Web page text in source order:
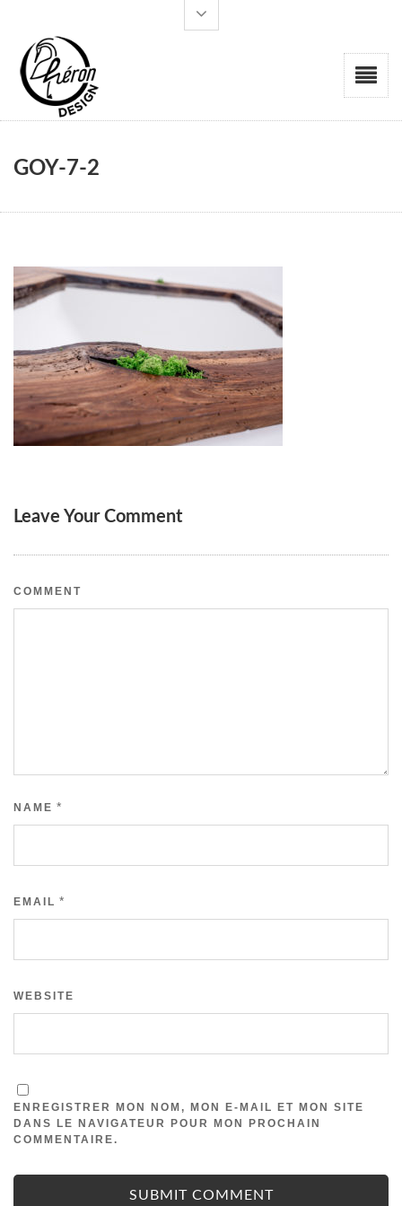
GOY-7-2
Leave Your Comment
COMMENT
NAME *
EMAIL *
WEBSITE
ENREGISTRER MON NOM, MON E-MAIL ET MON SITE
DANS LE NAVIGATEUR POUR MON PROCHAIN
COMMENTAIRE.